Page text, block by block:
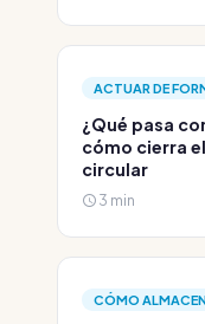
ACTUAR DE
¿Qué pasa
cómo cierra
circular
3 min
CÓMO